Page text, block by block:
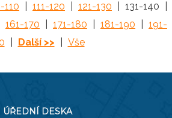
110 111-120 121-130 131-140
161-170 171-180 181-190
191-
Další >> Vše
ÚŘEDNÍ DESKA